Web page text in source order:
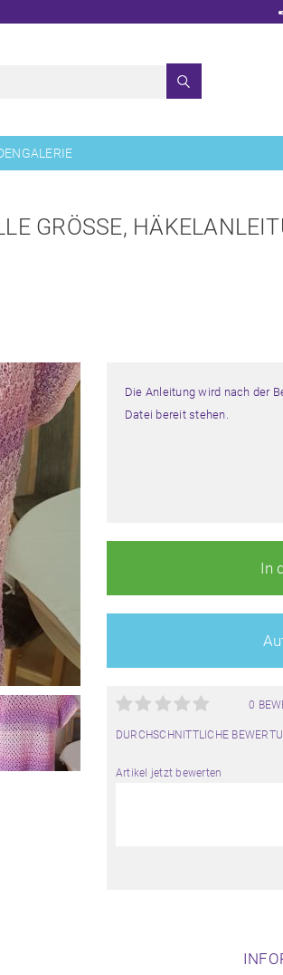
GRÖSSE,
Die Anleitung wird nach der
Datei bereit stehen.
In
0
DURCHSCHNITTLICHE
Artikel jetzt bewerten